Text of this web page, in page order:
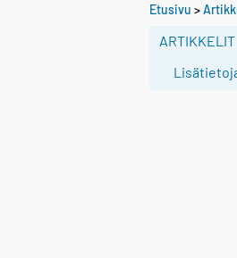
Etusivu >
ARTIKKELIT